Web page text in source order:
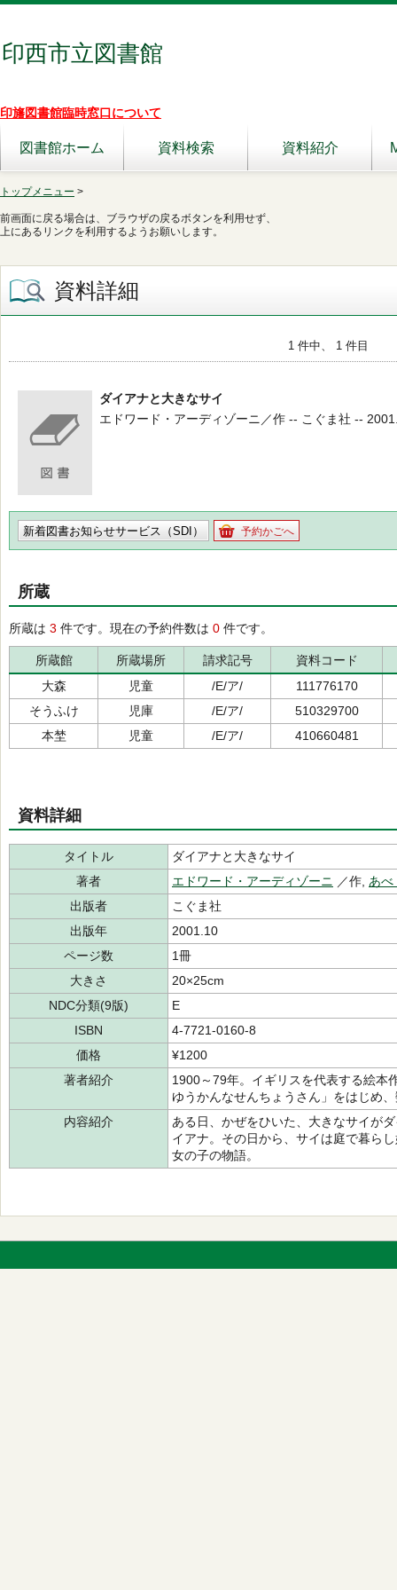
印西市立図書館
印旛図書館臨時窓口について
図書館ホーム 資料検索 資料紹介
トップメニュー >
前画面に戻る場合は、ブラウザの戻るボタンを利用せず、
上にあるリンクを利用するようお願いします。
資料詳細
1 件中、 1 件目
ダイアナと大きなサイ
エドワード・アーディゾーニ／作 -- こぐま社 --
新着図書お知らせサービス（SDI） 予約かごへ
所蔵
所蔵は 3 件です。現在の予約件数は 0 件です。
所蔵館 所蔵場所 請求記号
資料コード
大森
児童 /E/ア/
111776170
そうふけ
児庫 /E/ア/
510329700
本埜
児童 /E/ア/ 410660481
資料詳細
タイトル
ダイアナと大きなサイ
著者
エドワード・アーディゾーニ ／作, あ
出版者
こぐま社
出版年
2001.10
ページ数
1冊
大きさ
20×25cm
NDC分類(9版)
E
ISBN
4-7721-0160-8
価格
¥1200
著者紹介
1900～79年。イギリスを代表する絵本
ゆうかんなせんちょうさん」をはじめ
内容紹介
ある日、かぜをひいた、大きなサイが
イアナ。その日から、サイは庭で暮ら
女の子の物語。